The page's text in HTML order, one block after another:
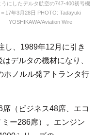
うにしたデルタ航空の747-400初号機
＝17年3月28日 PHOTO: Tadayuki
YOSHIKAWA/Aviation Wire
し、1989年12月に引き
デルタの機材になり、
ホノルル発アトランタ行
（ビジネス48席、エコ
ー286席）。エンジン